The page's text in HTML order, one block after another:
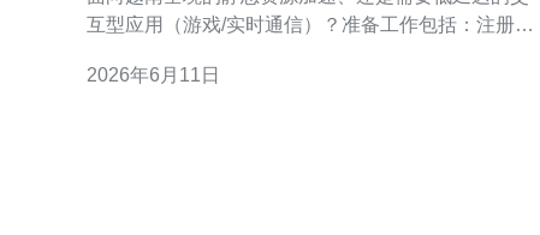
互型应用（游戏/实时通信）？准备工作包括：注册腾
GAAP）、准备一台测试客户端（位于越南或使用越
2026年6月11日